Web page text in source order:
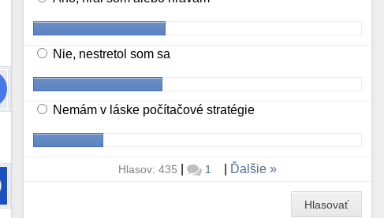
Nie, nestretol som sa
Nemám v láske počítačové stratégie
Hlasov: 435 | 1 Ďalšie
Hlasovať